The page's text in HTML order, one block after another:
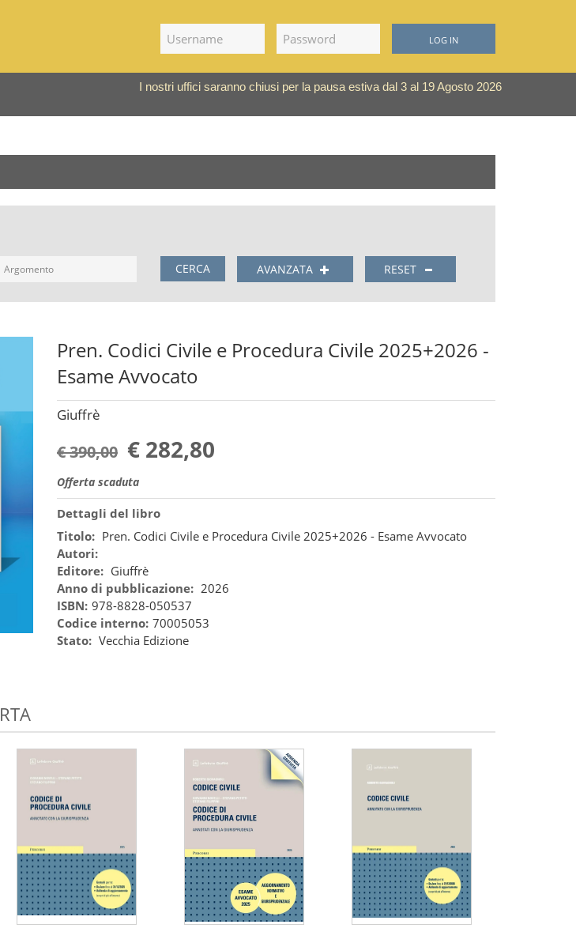
LOG IN
I nostri uffici saranno chiusi per la pausa estiva dal 3 al 19 Agosto 2026
CERCA AVANZATA RESET
Pren. Codici Civile e Procedura Civile 2025+2026 -
Esame Avvocato
Giuffrè
€ 390,00 € 282,80
Offerta scaduta
Dettagli del libro
Titolo: Pren. Codici Civile e Procedura Civile 2025+2026 - Esame Avvocato
Autori:
Editore: Giuffrè
Anno di pubblicazione: 2026
ISBN: 978-8828-050537
Codice interno: 70005053
Stato: Vecchia Edizione